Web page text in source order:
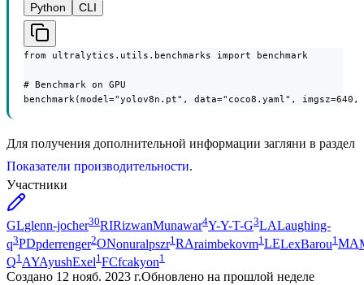
Python
CLI
from ultralytics.utils.benchmarks import benchmark
# Benchmark on GPU
benchmark(model="yolov8n.pt", data="coco8.yaml", imgsz=640,
Для получения дополнительной информации загляни в раздел
Показатели производительности.
Участники
GLglenn-jocher30RIRizwanMunawar4Y-Y-T-G3LALaughing-
q3PDpderrenger2ONonuralpszr1 RAraimbekovm1 LELexBarou1 MA
Q1 AYAyushExel1 FCfcakyon1
Создано 12 нояб. 2023 г.Обновлено на прошлой неделе